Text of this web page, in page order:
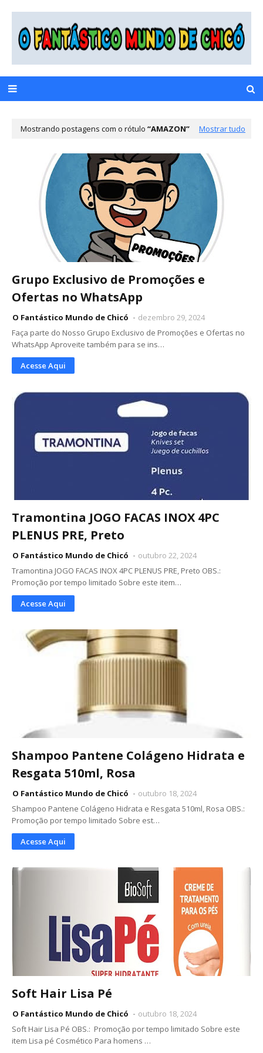
Mostrando postagens com o rótulo AMAZON Mostrar tudo
Grupo Exclusivo de Promoções e
Ofertas no WhatsApp
O Fantástico Mundo de Chicó
dezembro 29, 2024
Faça parte do Nosso Grupo Exclusivo de Promoções e Ofertas no
WhatsApp Aproveite também para se ins…
Acesse Aqui
Tramontina JOGO FACAS INOX 4PC
PLENUS PRE, Preto
O Fantástico Mundo de Chicó
outubro 22, 2024
Tramontina JOGO FACAS INOX 4PC PLENUS PRE, Preto OBS.:
Promoção por tempo limitado Sobre este item…
Acesse Aqui
Shampoo Pantene Colágeno Hidrata e
Resgata 510ml, Rosa
O Fantástico Mundo de Chicó
outubro 18, 2024
Shampoo Pantene Colágeno Hidrata e Resgata 510ml, Rosa OBS.:
Promoção por tempo limitado Sobre est…
Acesse Aqui
Soft Hair Lisa Pé
O Fantástico Mundo de Chicó
outubro 18, 2024
Soft Hair Lisa Pé OBS.: Promoção por tempo limitado Sobre este
item Lisa pé Cosmético Para homens …